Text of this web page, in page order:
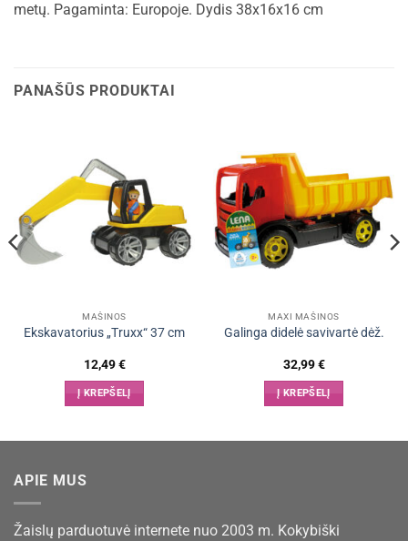
metų. Pagaminta: Europoje. Dydis 38x16x16 cm
PANAŠŪS PRODUKTAI
MAŠINOS
Ekskavatorius „Truxx“ 37 cm
12,49€
Į KREPŠELĮ
MAXI MAŠINOS
Galinga didelė savivartė dėž.
32,99€
Į KREPŠELĮ
APIE MUS
Žaislų parduotuvė internete nuo 2003 m. Kokybiški